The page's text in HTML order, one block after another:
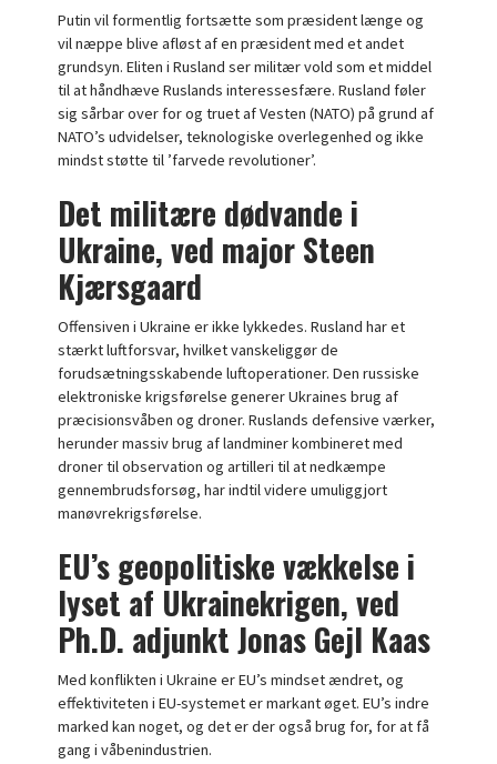
Putin vil formentlig fortsætte som præsident længe og
vil næppe blive afløst af en præsident med et andet
grundsyn. Eliten i Rusland ser militær vold som et middel
til at håndhæve Ruslands interessesfære. Rusland føler
sig sårbar over for og truet af Vesten (NATO) på grund af
NATO’s udvidelser, teknologiske overlegenhed og ikke
mindst støtte til ’farvede revolutioner’.
Det militære dødvande i
Ukraine, ved major Steen
Kjærsgaard
Offensiven i Ukraine er ikke lykkedes. Rusland har et
stærkt luftforsvar, hvilket vanskeliggør de
forudsætningsskabende luftoperationer. Den russiske
elektroniske krigsførelse generer Ukraines brug af
præcisionsvåben og droner. Ruslands defensive værker,
herunder massiv brug af landminer kombineret med
droner til observation og artilleri til at nedkæmpe
gennembrudsforsøg, har indtil videre umuliggjort
manøvrekrigsførelse.
EU’s geopolitiske vækkelse i
lyset af Ukrainekrigen, ved
Ph.D. adjunkt Jonas Gejl Kaas
Med konflikten i Ukraine er EU’s mindset ændret, og
effektiviteten i EU-systemet er markant øget. EU’s indre
marked kan noget, og det er der også brug for, for at få
gang i våbenindustrien.